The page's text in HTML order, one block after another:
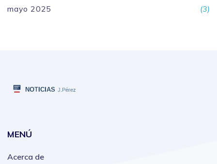
mayo 2025 (3)
MENÚ
Acerca de